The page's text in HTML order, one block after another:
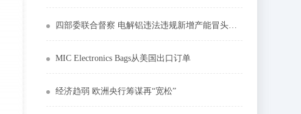
四部委联合督察 电解铝违法违规新增产能冒头就打
MIC Electronics Bags从美国出口订单
经济趋弱 欧洲央行筹谋再“宽松”